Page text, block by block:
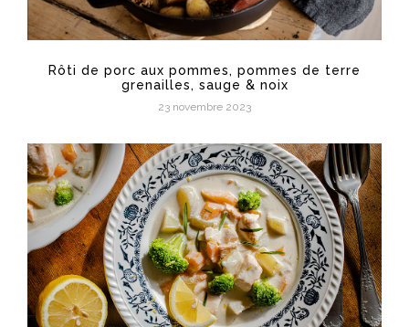
Rôti de porc aux pommes, pommes de terre
grenailles, sauge & noix
23 novembre 2023